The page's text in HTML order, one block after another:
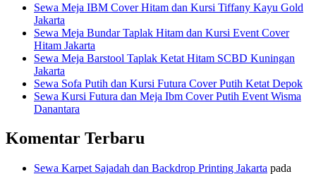
Sewa Meja IBM Cover Hitam dan Kursi Tiffany Kayu Gold
Jakarta
Sewa Meja Bundar Taplak Hitam dan Kursi Event Cover
Hitam Jakarta
Sewa Meja Barstool Taplak Ketat Hitam SCBD Kuningan
Jakarta
Sewa Sofa Putih dan Kursi Futura Cover Putih Ketat Depok
Sewa Kursi Futura dan Meja Ibm Cover Putih Event Wisma
Danantara
Komentar Terbaru
Sewa Karpet Sajadah dan Backdrop Printing Jakarta pada